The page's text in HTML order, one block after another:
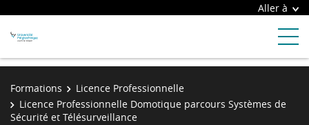
Aller à
Formations
Licence Professionnelle
Licence Professionnelle Domotique parcours Systèmes de
Sécurité et Télésurveillance